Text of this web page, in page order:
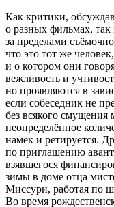
Как критики,
о разных фильмах,
за пределами
что это тот же
и о котором они
вежливость и
но проявляются в
если собеседник не
без всякого смущения
неопределённое
намёк и ретируется.
по приглашению
взявшегося
зимы в доме отца
Миссури, работая по
Во время